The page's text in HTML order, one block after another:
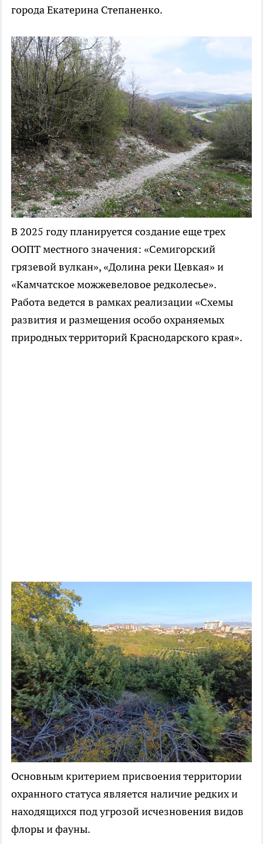
города Екатерина Степаненко.
В 2025 году планируется создание еще трех
ООПТ местного значения: «Семигорский
грязевой вулкан», «Долина реки Цевкая» и
«Камчатское можжевеловое редколесье».
Работа ведется в рамках реализации «Схемы
развития и размещения особо охраняемых
природных территорий Краснодарского края».
Основным критерием присвоения территории
охранного статуса является наличие редких и
находящихся под угрозой исчезновения видов
флоры и фауны.